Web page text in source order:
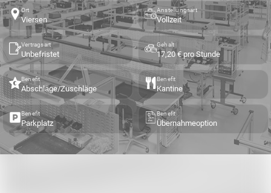
Ort
Viersen
Anstellungsart
Vollzeit
Vertragsart
Unbefristet
Gehalt
17,20 € pro Stunde
Benefit
Abschläge/Zuschläge
Benefit
Kantine
Benefit
Parkplatz
Benefit
Übernahmeoption